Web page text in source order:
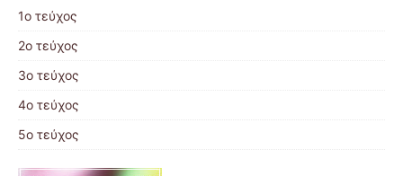
1ο τεύχος
2ο τεύχος
3ο τεύχος
4ο τεύχος
5ο τεύχος